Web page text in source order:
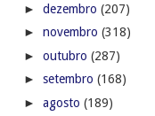
► dezembro (207)
► novembro (318)
► outubro (287)
► setembro (168)
► agosto (189)